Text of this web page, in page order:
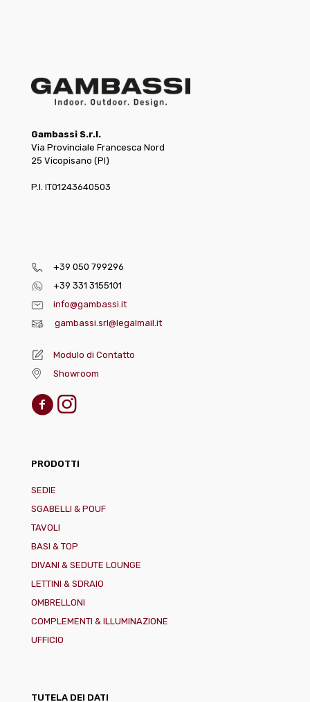
Gambassi S.r.l.
Via Provinciale Francesca Nord
25 Vicopisano (PI)
P.I. IT01243640503
+39 050 799296
+39 331 3155101
info@gambassi.it
gambassi.srl@legalmail.it
Modulo di Contatto
Showroom
PRODOTTI
SEDIE
SGABELLI & POUF
TAVOLI
BASI & TOP
DIVANI & SEDUTE LOUNGE
LETTINI & SDRAIO
OMBRELLONI
COMPLEMENTI & ILLUMINAZIONE
UFFICIO
TUTELA DEI DATI